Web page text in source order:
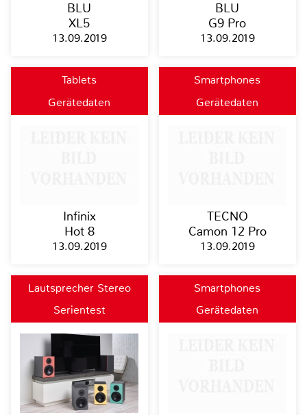
BLU
XL5
13.09.2019
BLU
G9 Pro
13.09.2019
Tablets
Gerätedaten
Infinix
Hot 8
13.09.2019
Smartphones
Gerätedaten
TECNO
Camon 12 Pro
13.09.2019
Lautsprecher Stereo
Serientest
Smartphones
Gerätedaten